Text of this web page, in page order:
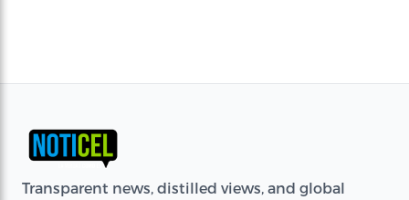
Transparent news, distilled views, and global